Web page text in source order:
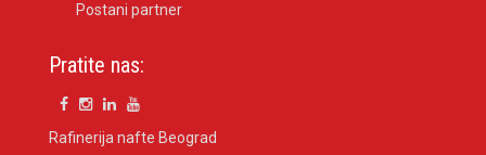
Postani partner
Pratite nas:
Rafinerija nafte Beograd